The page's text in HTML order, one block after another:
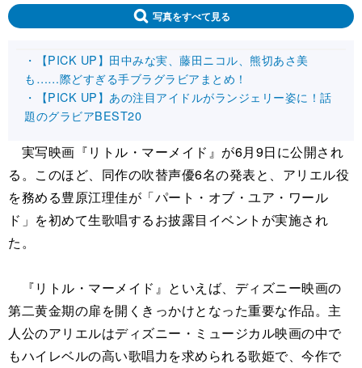
写真をすべて見る
・【PICK UP】田中みな実、藤田ニコル、熊切あさ美
も……際どすぎる手ブラグラビアまとめ！
・【PICK UP】あの注目アイドルがランジェリー姿に！話
題のグラビアBEST20
実写映画『リトル・マーメイド』が6月9日に公開され
る。このほど、同作の吹替声優6名の発表と、アリエル役
を務める豊原江理佳が「パート・オブ・ユア・ワール
ド」を初めて生歌唱するお披露目イベントが実施され
た。
『リトル・マーメイド』といえば、ディズニー映画の
第二黄金期の扉を開くきっかけとなった重要な作品。主
人公のアリエルはディズニー・ミュージカル映画の中で
もハイレベルの高い歌唱力を求められる歌姫で、今作で